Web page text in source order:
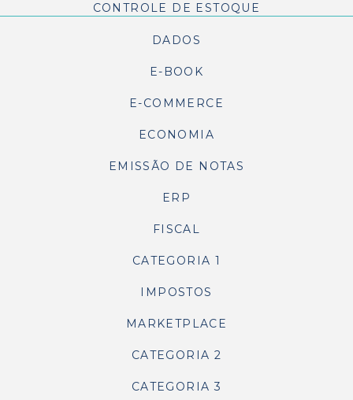
CONTROLE DE ESTOQUE
DADOS
E-BOOK
E-COMMERCE
ECONOMIA
EMISSÃO DE NOTAS
ERP
FISCAL
CATEGORIA 1
IMPOSTOS
MARKETPLACE
CATEGORIA 2
CATEGORIA 3